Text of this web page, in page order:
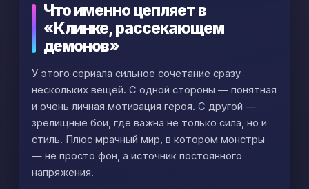
Что именно цепляет в
«Клинке, рассекающем
демонов»
У этого сериала сильное сочетание сразу
нескольких вещей. С одной стороны — понятная
и очень личная мотивация героя. С другой —
зрелищные бои, где важна не только сила, но и
стиль. Плюс мрачный мир, в котором монстры
— не просто фон, а источник постоянного
напряжения.